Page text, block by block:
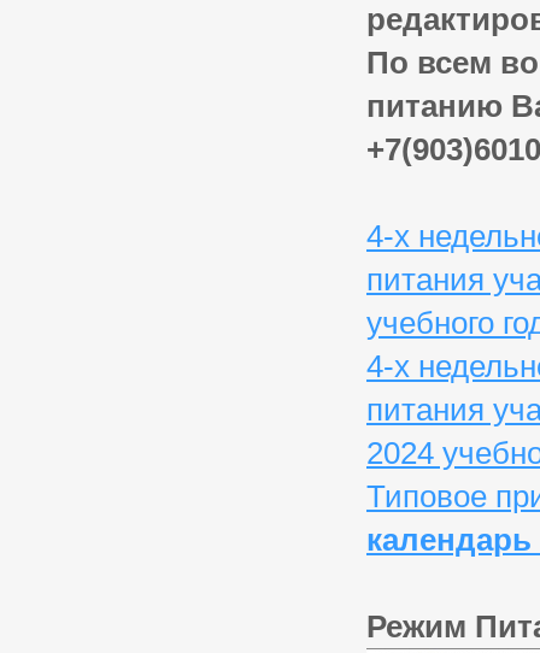
По всем
питанию
4-х
питания
учебного
4-х
питания
2024
Типовое
календарь
Режим